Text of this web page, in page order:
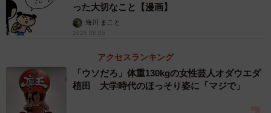
った大切なこと【漫画】
海川 まこと
2026.08.06
アクセスランキング
「ウソだろ」体重130kgの女性芸人オダウエダ
植田 大学時代のほっそり姿に「マジで」